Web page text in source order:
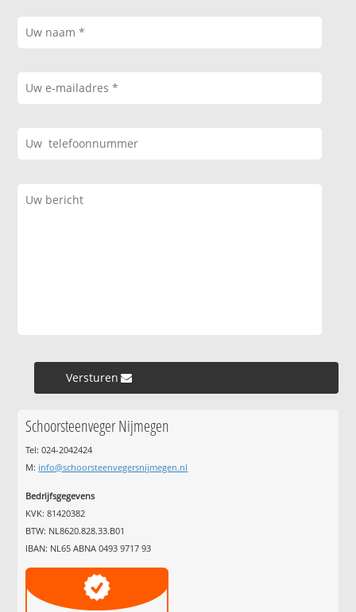
Versturen »
Schoorsteenveger Nijmegen
Tel: 024-2042424
M: info@schoorsteenvegersnijmegen.nl
Bedrijfsgegevens
KVK: 81420382
BTW: NL8620.828.33.B01
IBAN: NL65 ABNA 0493 9717 93